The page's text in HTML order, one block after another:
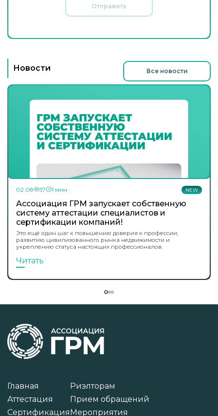
Отправить
Новости Все новости
NEW
02.08 57 1 мин
Ассоциация ГРМ запускает собственную
систему аттестации специалистов и
сертификации компаний!
Это ещё один шаг к повышению доверия к профессии,
развитию цивилизованного рынка недвижимости и
укреплению статуса настоящих профессионалов.
Читать
Главная
Аттестация
Сертификация
Риэлторам
Прием обращений
Мероприятия